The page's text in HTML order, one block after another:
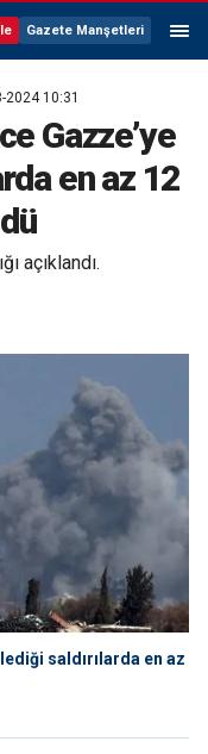
Gazete Manşetleri
2024 10:31
Gazze’ye
en az 12
açıklandı.
saldırılarda en az